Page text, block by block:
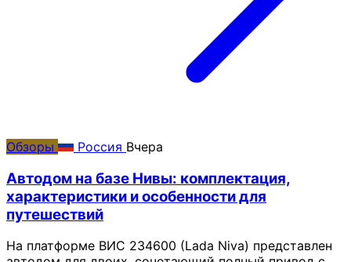
Обзоры Россия Вчера
Автодом на базе Нивы: комплектация,
характеристики и особенности для
путешествий
На платформе ВИС 234600 (Lada Niva) представлен